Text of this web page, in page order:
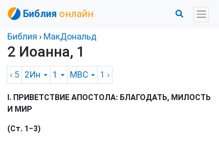
Библия онлайн
Библия › МакДональд
2 Иоанна, 1
‹ 5 2Ин 1 MBC 1 ›
I. ПРИВЕТСТВИЕ АПОСТОЛА: БЛАГОДАТЬ, МИЛОСТЬ
И МИР
(Ст. 1−3)